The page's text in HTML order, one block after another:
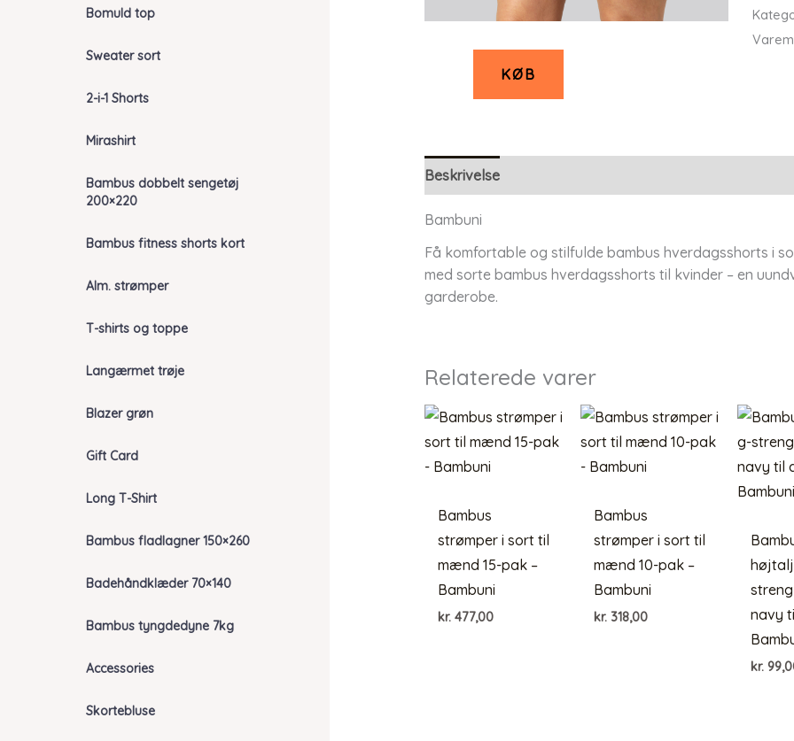
Bomuld top
Sweater sort
2-i-1 Shorts
Mirashirt
Bambus dobbelt sengetøj
200×220
Bambus fitness shorts kort
Alm. strømper
T-shirts og toppe
Langærmet trøje
Blazer grøn
Gift Card
Long T-Shirt
Bambus fladlagner 150×260
Badehåndklæder 70×140
Bambus tyngdedyne 7kg
Accessories
Skortebluse
KØB
Beskrivelse
Bambuni
Få komfortable og stilfulde bambus hverdagsshorts i
med sorte bambus hverdagsshorts til kvinder – en
garderobe.
Relaterede varer
Bambus
strømper i sort til
mænd 15-pak –
Bambuni
kr.477,00
Bambus
strømper i sort til
mænd 10-pak –
Bambuni
kr. 318,00
navy
kr.